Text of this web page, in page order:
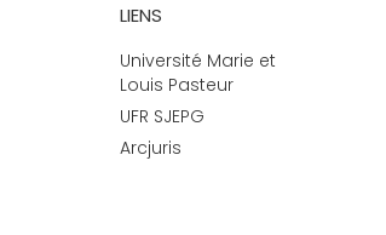
LIENS
Université Marie et
Louis Pasteur
UFR SJEPG
Arcjuris